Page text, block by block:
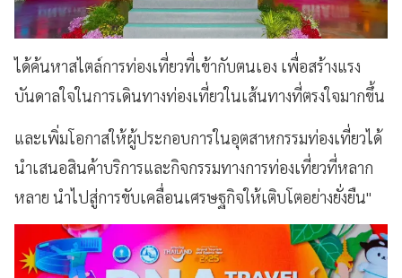
ได้ค้นหาสไตล์การท่องเที่ยวที่เข้ากับตนเอง เพื่อสร้างแรง
บันดาลใจในการเดินทางท่องเที่ยวในเส้นทางที่ตรงใจมากขึ้น
และเพิ่มโอกาสให้ผู้ประกอบการในอุตสาหกรรมท่องเที่ยวได้
นำเสนอสินค้าบริการและกิจกรรมทางการท่องเที่ยวที่หลาก
หลาย นำไปสู่การขับเคลื่อนเศรษฐกิจให้เติบโตอย่างยั่งยืน"